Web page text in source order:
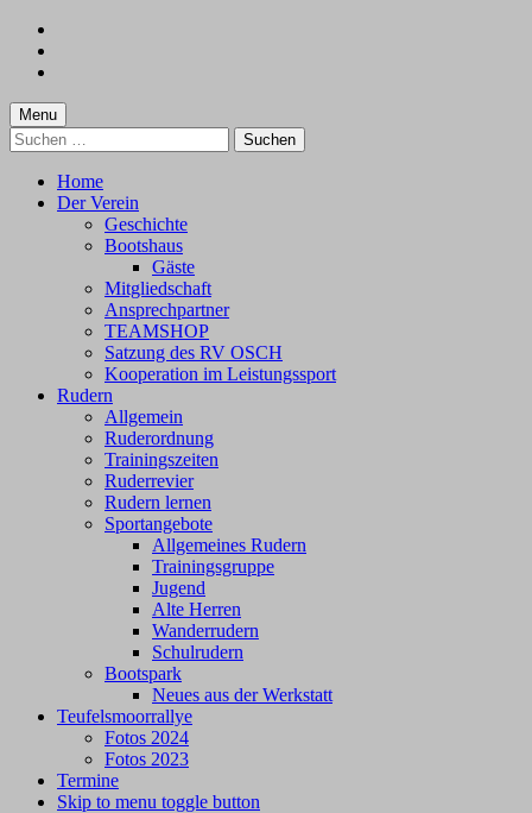
content
footer
Menu
Suchen
nach:
Home
Der Verein
Geschichte
Bootshaus
Gäste
Mitgliedschaft
Ansprechpartner
TEAMSHOP
Satzung des RV OSCH
Kooperation im Leistungssport
Rudern
Allgemein
Ruderordnung
Trainingszeiten
Ruderrevier
Rudern lernen
Sportangebote
Allgemeines Rudern
Trainingsgruppe
Jugend
Alte Herren
Wanderrudern
Schulrudern
Bootspark
Neues aus der Werkstatt
Teufelsmoorrallye
Fotos 2024
Fotos 2023
Termine
Skip to menu toggle button